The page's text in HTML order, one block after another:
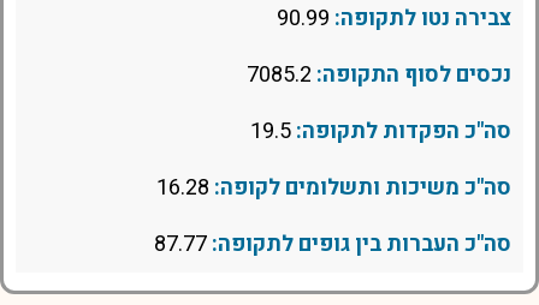
צבירה נטו לתקופה:
נכסים לסוף התקופה:
סה"כ הפקדות לתקופה:
סה"כ משיכות ותשלומים לקופה:
סה"כ העברות בין גופים לתקופה: